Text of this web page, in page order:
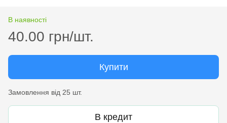
В наявності
40.00 грн/шт.
Купити
Замовлення від 25 шт.
В кредит